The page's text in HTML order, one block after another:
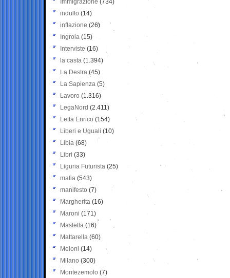
Immigrazione (734)
indulto (14)
inflazione (26)
Ingroia (15)
Interviste (16)
la casta (1.394)
La Destra (45)
La Sapienza (5)
Lavoro (1.316)
LegaNord (2.411)
Letta Enrico (154)
Liberi e Uguali (10)
Libia (68)
Libri (33)
Liguria Futurista (25)
mafia (543)
manifesto (7)
Margherita (16)
Maroni (171)
Mastella (16)
Mattarella (60)
Meloni (14)
Milano (300)
Montezemolo (7)